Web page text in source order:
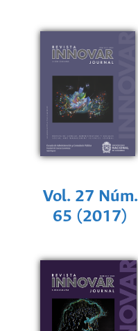
Vol. 27 Núm.
65 (2017)